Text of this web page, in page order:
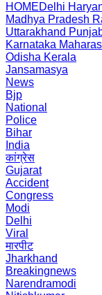
HOMEDelhi
Madhya Pradesh
Uttarakhand
Karnataka
Odisha Kerala
Jansamasya
News
Bjp
National
Police
Bihar
India
कांग्रेस
Gujarat
Accident
Congress
Modi
Delhi
Viral
मारपीट
Jharkhand
Breakingnews
Narendramodi